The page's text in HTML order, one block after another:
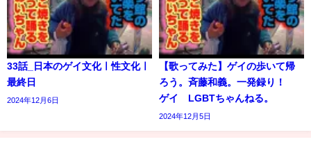
33話_日本のゲイ文化ㅣ性文化ㅣ
最終日
2024年12月6日
【歌ってみた】ゲイの歩いて帰
ろう。斉藤和義。一発録り！
ゲイ LGBTちゃんねる。
2024年12月5日